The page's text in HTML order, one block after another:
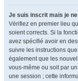
Je suis inscrit mais je
Vérifiez en premier lieu
soient corrects. Si la
avez spécifié avoir en
suivre les instructions
également que les
vous-même ou soit par
une session ; cette